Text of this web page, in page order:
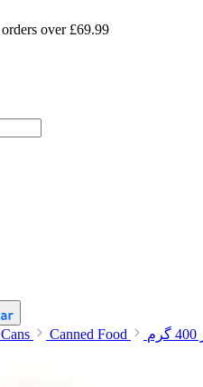
over £69.99
Canned Food